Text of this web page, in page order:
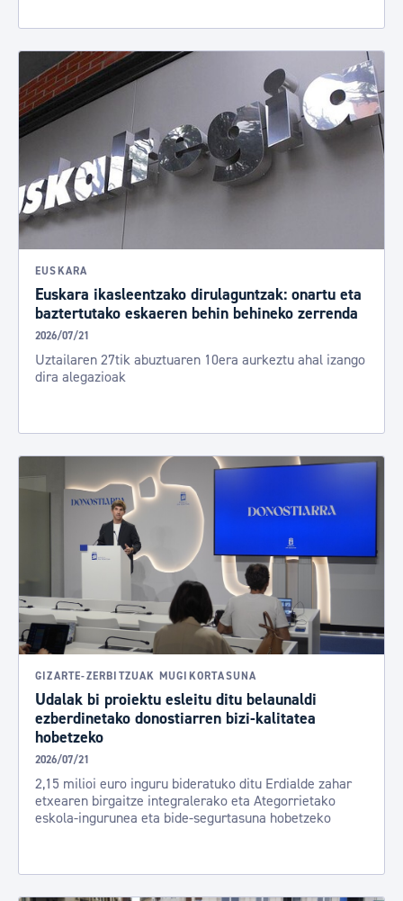
EUSKARA
Euskara ikasleentzako dirulaguntzak: onartu eta
baztertutako eskaeren behin behineko zerrenda
2026/07/21
Uztailaren 27tik abuztuaren 10era aurkeztu ahal izango
dira alegazioak
GIZARTE-ZERBITZUAK MUGIKORTASUNA
Udalak bi proiektu esleitu ditu belaunaldi
ezberdinetako donostiarren bizi-kalitatea
hobetzeko
2026/07/21
2,15 milioi euro inguru bideratuko ditu Erdialde zahar
etxearen birgaitze integralerako eta Ategorrietako
eskola-ingurunea eta bide-segurtasuna hobetzeko